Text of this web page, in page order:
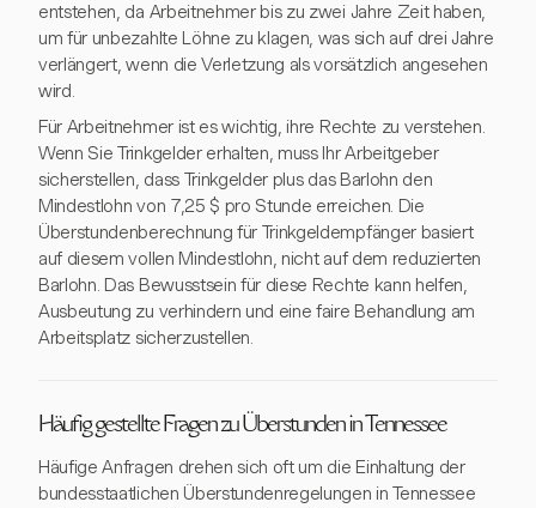
entstehen, da Arbeitnehmer bis zu zwei Jahre Zeit haben,
um für unbezahlte Löhne zu klagen, was sich auf drei Jahre
verlängert, wenn die Verletzung als vorsätzlich angesehen
wird.
Für Arbeitnehmer ist es wichtig, ihre Rechte zu verstehen.
Wenn Sie Trinkgelder erhalten, muss Ihr Arbeitgeber
sicherstellen, dass Trinkgelder plus das Barlohn den
Mindestlohn von 7,25 $ pro Stunde erreichen. Die
Überstundenberechnung für Trinkgeldempfänger basiert
auf diesem vollen Mindestlohn, nicht auf dem reduzierten
Barlohn. Das Bewusstsein für diese Rechte kann helfen,
Ausbeutung zu verhindern und eine faire Behandlung am
Arbeitsplatz sicherzustellen.
Häufig gestellte Fragen zu Überstunden in Tennessee
Häufige Anfragen drehen sich oft um die Einhaltung der
bundesstaatlichen Überstundenregelungen in Tennessee